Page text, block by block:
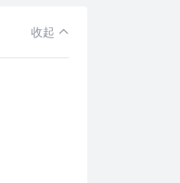
收起